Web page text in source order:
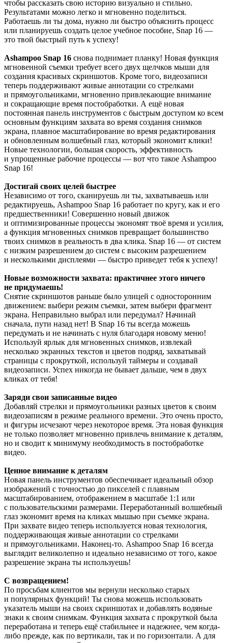
чтобы рассказать свою историю визуально и стильно.
Результатами можно легко и мгновенно поделиться.
Работаешь ли ты дома, нужно ли быстро объяснить процесс
или планируешь создать целое учебное пособие, Snap 16 —
это твой быстрый путь к успеху!
Ashampoo Snap 16 снова поднимает планку! Новая функция
мгновенной съемки требует всего двух щелчков мыши для
создания красивых скриншотов. Кроме того, видеозаписи
теперь поддерживают живые аннотации со стрелками
и прямоугольниками, мгновенно привлекающие внимание
и сокращающие время постобработки. А ещё новая
постоянная панель инструментов с быстрым доступом ко всем
основным функциям захвата во время создания снимков
экрана, плавное масштабирование во время редактирования
и обновленным волшебный глаз, который экономит клики!
Новые технологии, большая скорость, эффективность
и упрощенные рабочие процессы — вот что такое Ashampoo
Snap 16!
Достигай своих целей быстрее
Независимо от того, сканируешь ли ты, захватываешь или
редактируешь, Ashampoo Snap 16 работает по кругу, как и его
предшественники! Совершенно новый движок
и оптимизированные процессы экономят твоё время и усилия,
а функция мгновенных снимков превращает большинство
твоих снимков в реальность в два клика. Snap 16 — от систем
с низким разрешением до систем с высоким разрешением
и несколькими дисплеями — быстро приведет тебя к успеху!
Новые возможности захвата: практичнее этого ничего
не придумаешь!
Снятие скриншотов раньше было улицей с односторонним
движением: выбери режим съемки, затем выбери фрагмент
экрана. Неправильно выбрал или передумал? Начинай
сначала, пути назад нет! В Snap 16 ты всегда можешь
передумать и не начинать с нуля благодаря новому меню!
Используй ярлык для мгновенных снимков, извлекай
несколько экранных текстов и цветов подряд, захватывай
страницы с прокруткой, используй таймеры и создавай
видеозаписи. Успех никогда не бывает дальше, чем в двух
кликах от тебя!
Заряди свои записанные видео
Добавляй стрелки и прямоугольники разных цветов к своим
видеозаписям в режиме реального времени. Это очень просто,
и фигуры исчезают через некоторое время. Эта новая функция
не только позволяет мгновенно привлечь внимание к деталям,
но и сводит к минимуму необходимость в постобработке
видео.
Ценное внимание к деталям
Новая панель инструментов обеспечивает идеальный обзор
изображений с точностью до пикселей с плавным
масштабированием, отображением в масштабе 1:1 или
с пользовательскими размерами. Переработанный волшебный
глаз экономит время на кликах мышью при съемке экрана.
При захвате видео теперь используется новая технология,
поддерживающая живые аннотации со стрелками
и прямоугольниками. Наконец-то. Ashampoo Snap 16 всегда
выглядит великолепно и идеально независимо от того, какое
разрешение экрана ты используешь!
С возвращением!
По просьбам клиентов мы вернули несколько старых
и популярных функций! Ты снова можешь использовать
указатель мыши на своих скриншотах и добавлять водяные
знаки к своим снимкам. Функция захвата с прокруткой была
переработана и теперь ещё стабильнее и надежнее, чем когда-
либо прежде, как по вертикали, так и по горизонтали. А для